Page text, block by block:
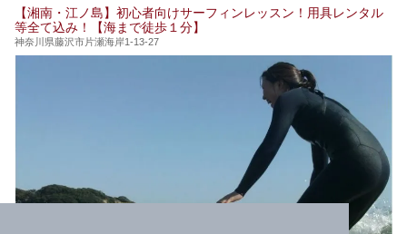
今回は日帰り温泉としての「絶景日帰り温泉 龍宮殿本館
（以下、龍宮殿本館）」と、旅館としての「箱根 芦ノ湖畔
蛸川温泉 龍宮殿（以下、龍宮殿）」の両方の魅力をたっぷ
りお伝えします！
ここは箱根神社、九頭龍神社、白龍神社、箱根元宮と箱根の
4つの神社に囲まれたパワースポットです。
提供元：株式会社西武・プリンスホテルズワールドワイド
この記事は箱根 芦ノ湖畔蛸川温泉 龍宮殿のPR記事です。
【湘南・江ノ島】初心者向けサーフィンレッスン！用具レンタル
等全て込み！【海まで徒歩１分】
神奈川県藤沢市片瀬海岸1-13-27